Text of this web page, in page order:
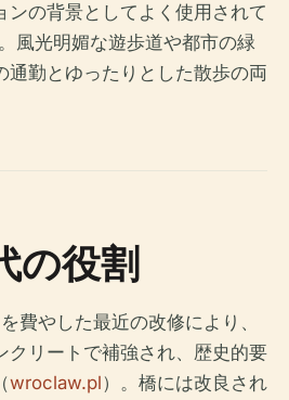
ンの背景としてよく使用されて
風光明媚な遊歩道や都市の緑
通勤とゆったりとした散歩の両
の役割
費やした最近の改修により、
クリートで補強され、歴史的要
wroclaw.pl）。橋には改良され